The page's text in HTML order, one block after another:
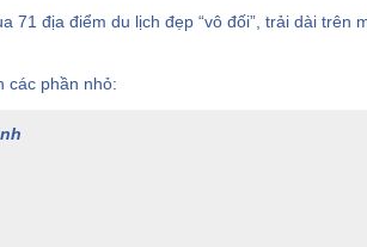
71 địa điểm du lịch đẹp “vô đối”, trải dài trên
các phần nhỏ: